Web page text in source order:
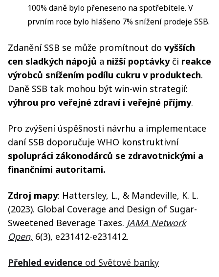
100% daně bylo přeneseno na spotřebitele. V
prvním roce bylo hlášeno 7% snížení prodeje SSB.
Zdanění SSB se může promítnout do vyšších
cen sladkých nápojů a nižší poptávkyči reakce
výrobců snížením podílu cukru v produktech.
Daně SSB tak mohou být win-win strategií:
výhrou pro veřejné zdraví i veřejné příjmy.
Pro zvýšení úspěšnosti návrhu a implementace
daní SSB doporučuje WHO konstruktivní
spolupráci zákonodárců se zdravotnickými a
finančními autoritami.
Zdroj mapy: Hattersley, L., & Mandeville, K. L.
(2023). Global Coverage and Design of Sugar-
Sweetened Beverage Taxes. JAMA Network
Open, 6(3), e231412-e231412.
Přehled evidence od Světové banky